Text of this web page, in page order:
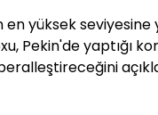
en yüksek
Pekin'de yaptığı